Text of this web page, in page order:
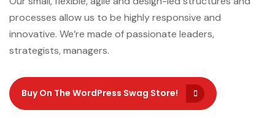
processes allow us to be highly responsive and
innovative. We’re made of passionate leaders,
strategists, managers.
Buy On The WordPress Swag Store!
Buy On The WordPress Swag Store!